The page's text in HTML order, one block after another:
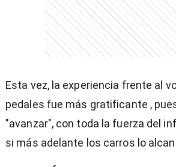
Esta vez, la experiencia frente al
pedales fue más gratificante ,
"avanzar", con toda la fuerza del
si más adelante los carros lo